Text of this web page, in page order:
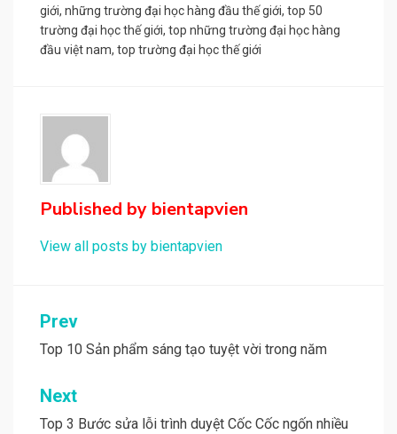
giới, những trường đại học hàng đầu thế giới, top 50
trường đại học thế giới, top những trường đại học hàng
đầu việt nam, top trường đại học thế giới
Published by bientapvien
View all posts by bientapvien
Điều
hướng
bài
viết
Prev
Top 10 Sản phẩm sáng tạo tuyệt vời trong năm
Next
Top 3 Bước sửa lỗi trình duyệt Cốc Cốc ngốn nhiều